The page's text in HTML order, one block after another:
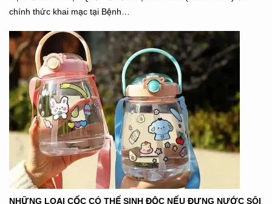
chính thức khai mạc tại Bệnh…
NHỮNG LOẠI CỐC CÓ THỂ SINH ĐỘC NẾU ĐỰNG NƯỚC SÔI